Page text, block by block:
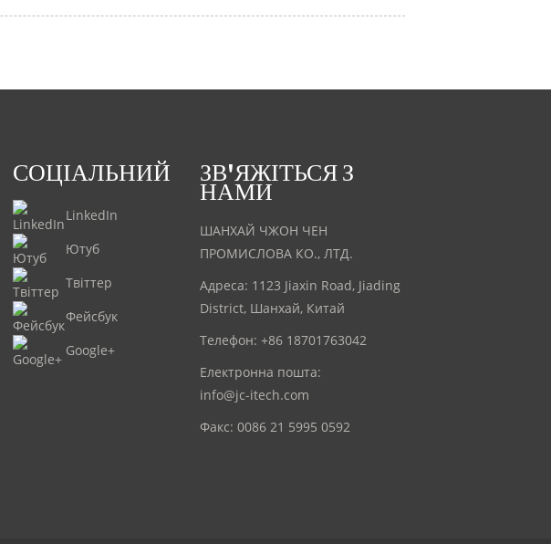
СОЦІАЛЬНИЙ
LinkedIn
Ютуб
Твіттер
Фейсбук
Google+
ЗВ'ЯЖІТЬСЯ З
НАМИ
ШАНХАЙ ЧЖОН ЧЕН
ПРОМИСЛОВА КО., ЛТД.
Адреса: 1123 Jiaxin Road, Jiading
District, Шанхай, Китай
Телефон: +86 18701763042
Електронна пошта:
info@jc-itech.com
Факс: 0086 21 5995 0592